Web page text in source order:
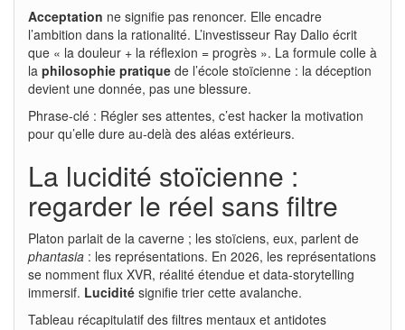
Acceptation ne signifie pas renoncer. Elle encadre
l’ambition dans la rationalité. L’investisseur Ray Dalio écrit
que « la douleur + la réflexion = progrès ». La formule colle à
la philosophie pratique de l’école stoïcienne : la déception
devient une donnée, pas une blessure.
Phrase-clé : Régler ses attentes, c’est hacker la motivation
pour qu’elle dure au-delà des aléas extérieurs.
La lucidité stoïcienne :
regarder le réel sans filtre
Platon parlait de la caverne ; les stoïciens, eux, parlent de
phantasia : les représentations. En 2026, les représentations
se nomment flux XVR, réalité étendue et data-storytelling
immersif. Lucidité signifie trier cette avalanche.
Tableau récapitulatif des filtres mentaux et antidotes